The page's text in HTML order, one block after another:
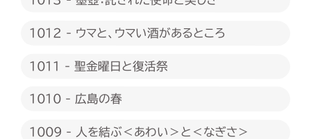
1012 - ウマと、ウマい酒があるところ
1011 - 聖金曜日と復活祭
1010 - 広島の春
1009 - 人を結ぶ＜あわい＞と＜なぎさ＞